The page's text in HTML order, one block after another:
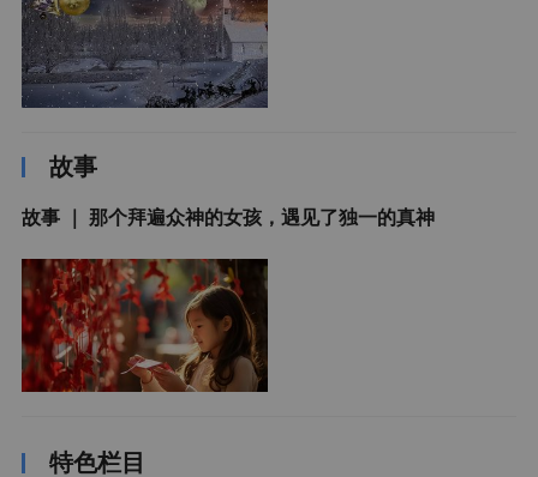
故事
故事 ｜ 那个拜遍众神的女孩，遇见了独一的真神
特色栏目